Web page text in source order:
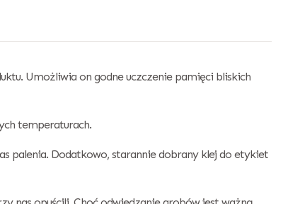
Umożliwia on godne uczczenie pamięci bliskich
temperaturach.
palenia. Dodatkowo, starannie dobrany klej do etykiet